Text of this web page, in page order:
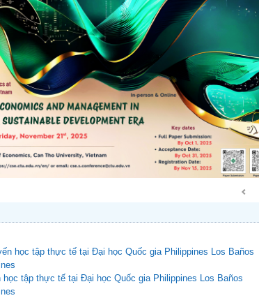
tập thực tế tại Đại học Quốc gia Philippines Los Baños